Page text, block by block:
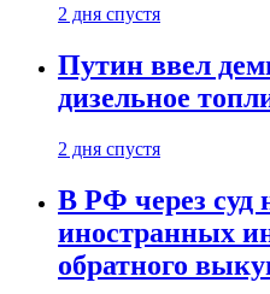
2 дня спустя
Путин ввел
дизельное
2 дня спустя
В РФ через суд
иностранных
обратного